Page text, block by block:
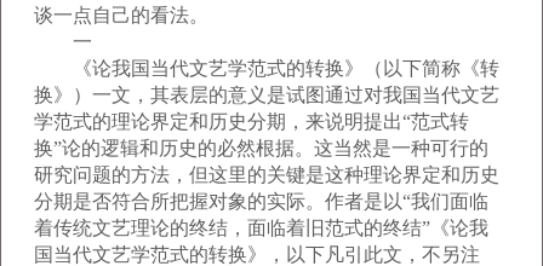
谈一点自己的看法。
一
《论我国当代文艺学范式的转换》（以下简称《转
换》）一文，其表层的意义是试图通过对我国当代文艺
学范式的理论界定和历史分期，来说明提出“范式转
换”论的逻辑和历史的必然根据。这当然是一种可行的
研究问题的方法，但这里的关键是这种理论界定和历史
分期是否符合所把握对象的实际。作者是以“我们面临
着传统文艺理论的终结，面临着旧范式的终结”《论我
国当代文艺学范式的转换》，以下凡引此文，不另注